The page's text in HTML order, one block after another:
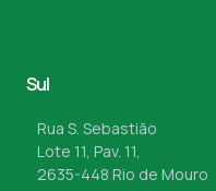
Sul
Rua S. Sebastião
Lote 11, Pav. 11,
2635-448 Rio de Mouro